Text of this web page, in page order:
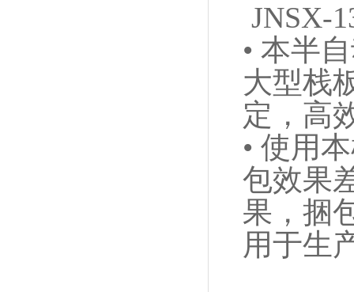
JNSX-
• 本半
大型栈
定，高
• 使用
包效果
果，捆
用于生